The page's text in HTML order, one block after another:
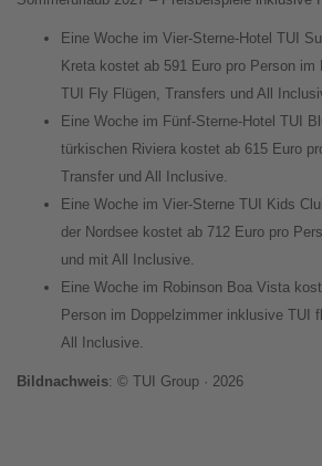
Eine Woche im Vier-Sterne-Hotel TUI
Kreta kostet ab 591 Euro pro Person
TUI Fly Flügen, Transfers und All
Eine Woche im Fünf-Sterne-Hotel TUI
türkischen Riviera kostet ab 615 Euro
Transfer und All Inclusive.
Eine Woche im Vier-Sterne TUI Kids
der Nordsee kostet ab 712 Euro pro
und mit All Inclusive.
Eine Woche im Robinson Boa Vista
Person im Doppelzimmer inklusive TUI
All Inclusive.
Bildnachweis: © TUI Group · 2026